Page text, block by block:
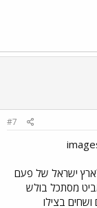
#7
ישראל של פעם
מסתכל בולש
ושחים בצילו